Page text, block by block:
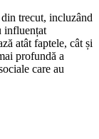
trecut, incluzând
influențat
atât faptele, cât și
profundă a
care au